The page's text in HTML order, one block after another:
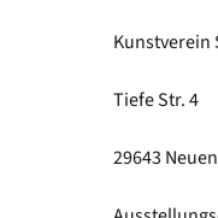
Tiefe Str. 4
29643